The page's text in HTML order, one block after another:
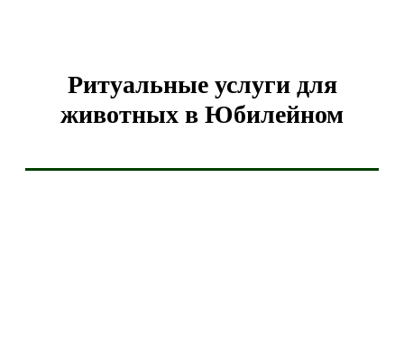
Ритуальные услуги для
животных в Юбилейном